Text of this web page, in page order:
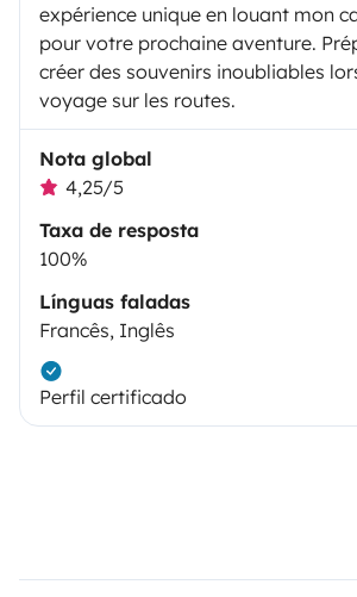
expérience unique en louant mon
pour votre prochaine aventure.
créer des souvenirs inoubliables
voyage sur les routes.
Nota global
4,25/5
Taxa de resposta
100%
Línguas faladas
Francês, Inglês
Perfil certificado